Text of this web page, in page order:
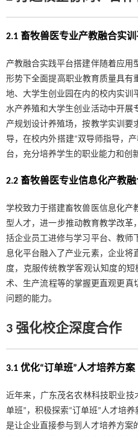
2.1 畜牧兽医专业产教融合实
产教融合实践平台搭建伴随着应用
形势下全面提高职业教育质量具有
地、大学生创业园在内的校内实训
水产养殖和大学生创业活动中开展
产规划设计养殖场，按教学实训要
导，在校内外搭建“双导师指导，
台，充分培养学生的职业能力和创
2.2 畜牧兽医专业信息化产教
学校致力于搭建畜牧兽医信息化产
型人才，进一步推动教育教学改革
括企业员工进修与学习平台、教师
息化平台融入了产业元素，企业将
度，克服传统教学客观认知度的
术、生产流程等的掌握更直观更真
问题的能力。
3 强化校企深度合作
3.1 优化“订单班”人才培养方案
近年来，广东茂名农林科技职业技
单班”，积极探索“订单班”人才培
是让企业直接参与到人才培养方案